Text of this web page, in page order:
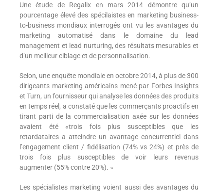
Une étude de Regalix en mars 2014 démontre qu’un
pourcentage élevé des spécilaistes en marketing business-
to-business mondiaux interrogés ont vu les avantages du
marketing automatisé dans le domaine du lead
management et lead nurturing, des résultats mesurables et
d’un meilleur ciblage et de personnalisation.
Selon, une enquête mondiale en octobre 2014, à plus de 300
dirigeants marketing américains mené par Forbes Insights
et Turn, un fournisseur qui analyse les données des produits
en temps réel, a constaté que les commerçants proactifs en
tirant parti de la commercialisation axée sur les données
avaient été «trois fois plus susceptibles que les
retardataires a atteindre un avantage concurrentiel dans
l’engagement client / fidélisation (74% vs 24%) et près de
trois fois plus susceptibles de voir leurs revenus
augmenter (55% contre 20%). »
Les spécialistes marketing voient aussi des avantages du